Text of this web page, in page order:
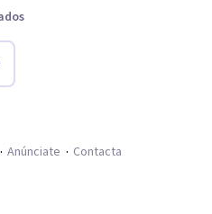
Anúnciate Contacta